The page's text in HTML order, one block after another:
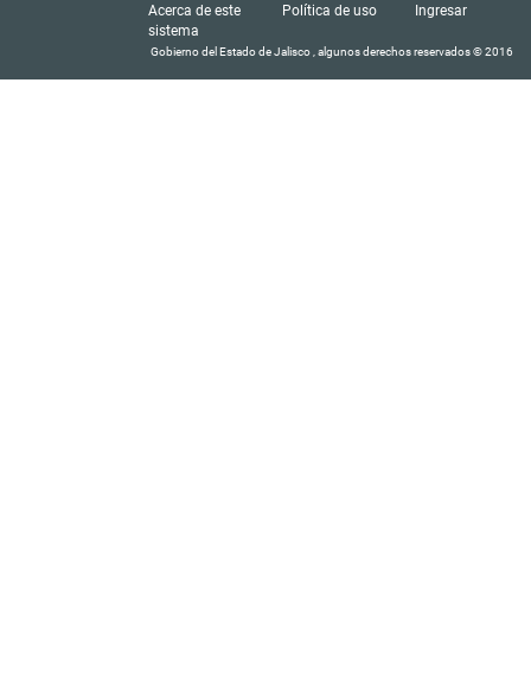
Acerca de este
sistema
Política de uso Ingresar
Gobierno del Estado de Jalisco , algunos derechos reservados © 2016